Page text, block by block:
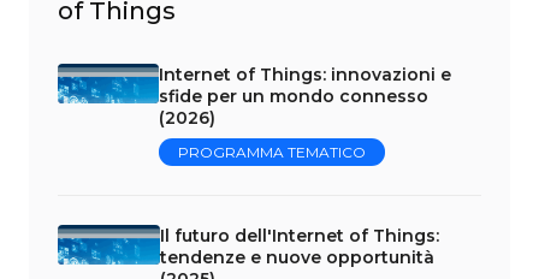
of Things
Internet of Things: innovazioni e
sfide per un mondo connesso
(2026)
PROGRAMMA TEMATICO
Il futuro dell'Internet of Things:
tendenze e nuove opportunità